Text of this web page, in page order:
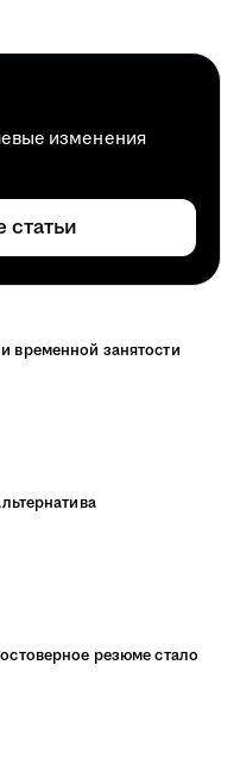
изменения
статьи
временной занятости
резюме стало